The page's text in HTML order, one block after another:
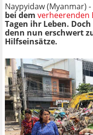
Naypyidaw (Myanmar) -
bei dem verheerenden
Tagen ihr Leben.
denn nun erschwert
Hilfseinsätze.